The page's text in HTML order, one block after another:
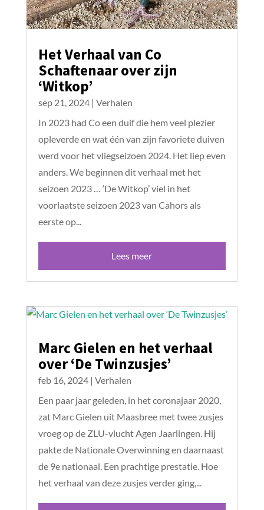
Het Verhaal van Co
Schaftenaar over zijn
‘Witkop’
sep 21, 2024| Verhalen
In 2023 had Co een duif die hem veel plezier
opleverde en wat één van zijn favoriete duiven
werd voor het vliegseizoen 2024. Het liep even
anders. We beginnen dit verhaal met het
seizoen 2023 … ‘De Witkop’ viel in het
voorlaatste seizoen 2023 van Cahors als
eerste op...
Lees meer
Marc Gielen en het verhaal
over ‘De Twinzusjes’
feb 16, 2024| Verhalen
Een paar jaar geleden, in het coronajaar 2020,
zat Marc Gielen uit Maasbree met twee zusjes
vroeg op de ZLU-vlucht Agen Jaarlingen. Hij
pakte de Nationale Overwinning en daarnaast
de 9e nationaal. Een prachtige prestatie. Hoe
het verhaal van deze zusjes verder ging,...